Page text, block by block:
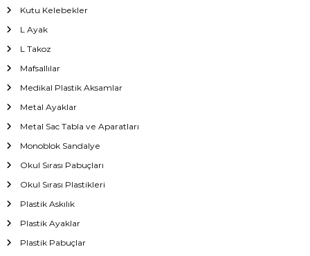
Kutu Kelebekler
L Ayak
L Takoz
Mafsallılar
Medikal Plastik Aksamlar
Metal Ayaklar
Metal Sac Tabla ve Aparatları
Monoblok Sandalye
Okul Sırası Pabuçları
Okul Sırası Plastikleri
Plastik Askılık
Plastik Ayaklar
Plastik Pabuçlar